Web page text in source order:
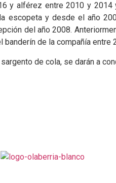
y alférez entre 2010 y
escopeta y desde el año
del año 2008.
de la compañía entre
de cola, se darán a